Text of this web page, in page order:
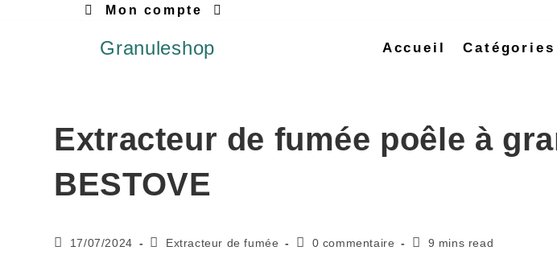
Mon compte
Granuleshop Accueil Catégories
Extracteur de fumée poêle à
BESTOVE
17/07/2024 Extracteur de fumée 0 commentaire 9 mins read